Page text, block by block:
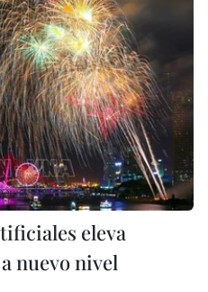
eleva
nuevo nivel